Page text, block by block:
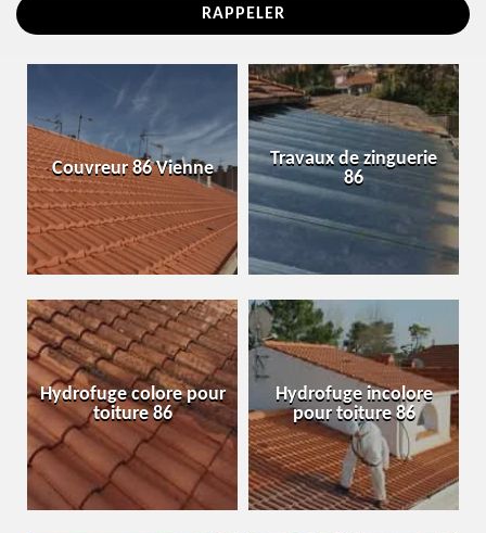
Couvreur 86 Vienne
Travaux de zinguerie
86
Hydrofuge colore pour
toiture 86
Hydrofuge incolore
pour toiture 86